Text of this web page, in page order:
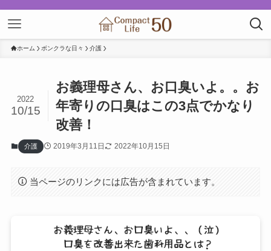
ホーム ボンクラな日々 介護
お義理母さん、お口臭いよ。。お
年寄りの口臭はこの3点でかなり
改善！
2022
10/15
介護 2019年3月11日 2022年10月15日
当ページのリンクには広告が含まれています。